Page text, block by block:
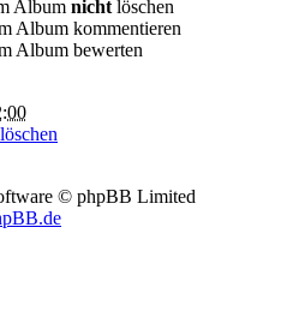
Album nicht löschen
Album kommentieren
Album bewerten
© phpBB Limited